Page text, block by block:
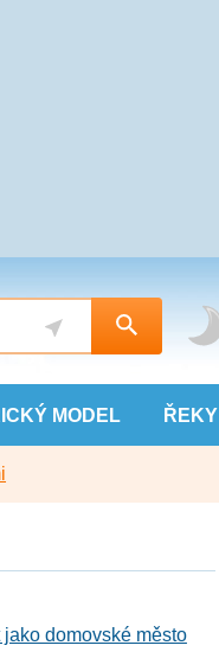
MODEL ŘEKY
jako domovské město